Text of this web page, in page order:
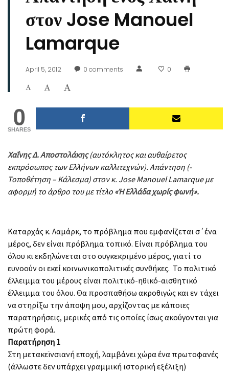
στον Jose Manouel
Lamarque
April 5, 2012 0 comments 0
0
SHARES
Χαΐνης Δ. Αποστολάκης(αυτόκλητος και αυθαίρετος
εκπρόσωπος των Ελλήνων καλλιτεχνών). Απάντηση (-
Τοποθέτηση – Κάλεσμα) στον κ. Jose Manouel Lamarque με
αφορμή το άρθρο του με τίτλο «Ή Ελλάδα χωρίς φωνή».
Καταρχάς κ. Λαμάρκ, το πρόβλημα που εμφανίζεται σ΄ένα
μέρος, δεν είναι πρόβλημα τοπικό. Είναι πρόβλημα του
όλου κι εκδηλώνεται στο συγκεκριμένο μέρος, γιατί το
ευνοούν οι εκεί κοινωνικοπολιτικές συνθήκες. Το πολιτικό
έλλειμμα του μέρους είναι πολιτικό-ηθικό-αισθητικό
έλλειμμα του όλου. Θα προσπαθήσω ακροθιγώς και εν τάχει
να στηρίξω την άποψη μου, αρχίζοντας με κάποιες
παρατηρήσεις, μερικές από τις οποίες ίσως ακούγονται για
πρώτη φορά.
Παρατήρηση 1
Στη μετακεϊνσιανή εποχή, λαμβάνει χώρα ένα πρωτοφανές
(άλλωστε δεν υπάρχει γραμμική ιστορική εξέλιξη)